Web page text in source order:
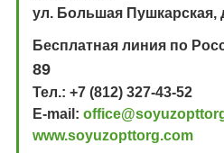
ул. Большая Пушкарская,
Бесплатная линия по
89
Тел.: +7 (812) 327-43-52
E-mail:
www.soyuzopttorg.com